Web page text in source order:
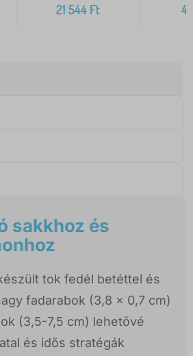
21 544 Ft 4
sakkhoz és
tok fedél betéttel és
fadarabok (3,8 x 0,7 cm)
(3,5-7,5 cm) lehetővé
és idős stratégák